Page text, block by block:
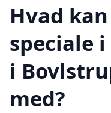
Hvad
speciale
i
med?